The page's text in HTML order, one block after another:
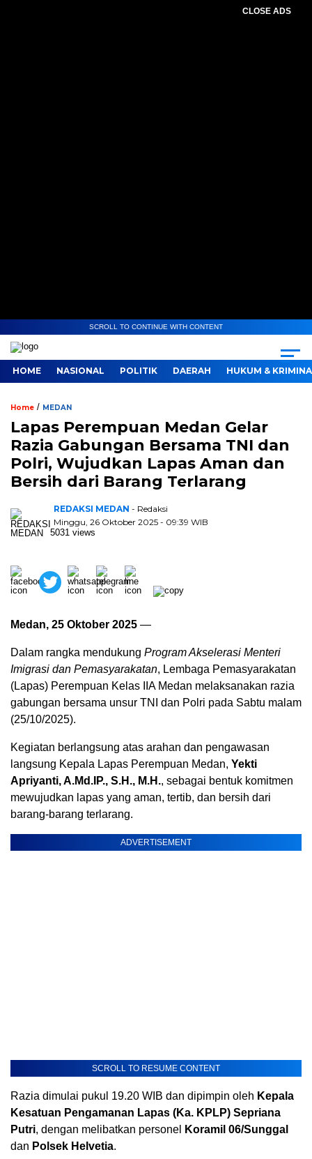
CLOSE ADS
SCROLL TO CONTINUE WITH CONTENT
HOME NASIONAL POLITIK DAERAH HUKUM &
Home / MEDAN
Lapas Perempuan Medan Gelar
Razia Gabungan Bersama TNI dan
Polri, Wujudkan Lapas Aman dan
Bersih dari Barang Terlarang
REDAKSI MEDAN - Redaksi
Minggu, 26 Oktober 2025 - 09:39 WIB
5031 views
Medan, 25 Oktober 2025 —
Dalam rangka mendukung Program Akselerasi Menteri
Imigrasi dan Pemasyarakatan, Lembaga Pemasyarakatan
(Lapas) Perempuan Kelas IIA Medan melaksanakan razia
gabungan bersama unsur TNI dan Polri pada Sabtu malam
(25/10/2025).
Kegiatan berlangsung atas arahan dan pengawasan
langsung Kepala Lapas Perempuan Medan, Yekti
Apriyanti, A.Md.IP., S.H., M.H., sebagai bentuk komitmen
mewujudkan lapas yang aman, tertib, dan bersih dari
barang-barang terlarang.
ADVERTISEMENT
SCROLL TO RESUME CONTENT
Razia dimulai pukul 19.20 WIB dan dipimpin oleh Kepala
Kesatuan Pengamanan Lapas (Ka. KPLP) Sepriana
Putri, dengan melibatkan personel
Koramil 06/Sunggal
dan Polsek Helvetia.